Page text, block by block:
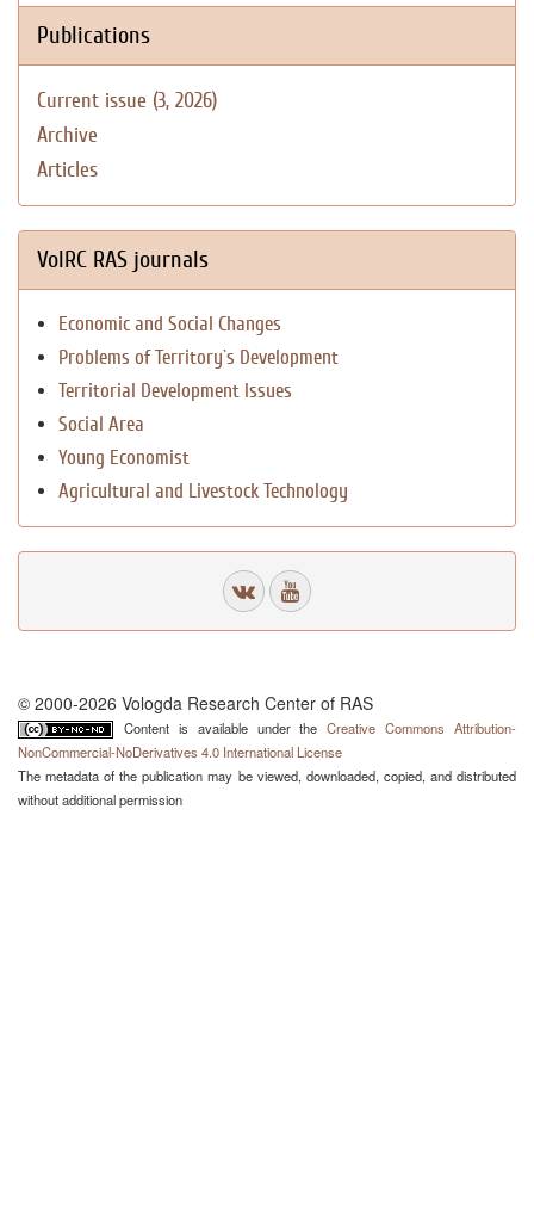
Publications
Current issue (3, 2026)
Archive
Articles
VolRC RAS journals
Economic and Social Changes
Problems of Territory`s Development
Territorial Development Issues
Social Area
Young Economist
Agricultural and Livestock Technology
© 2000-2026 Vologda Research Center of RAS
Content is available under theCreative Commons Attribution-
NonCommercial-NoDerivatives 4.0 International License
The metadata of the publication may be viewed, downloaded, copied, and distributed
without additional permission